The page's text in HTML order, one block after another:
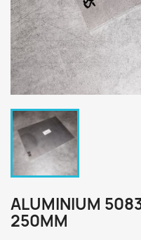
ALUMINIUM
250MM